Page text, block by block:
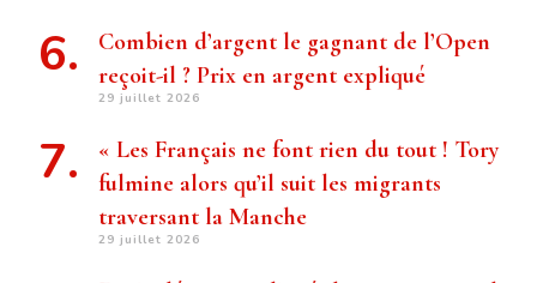
Combien d’argent le gagnant de l’Open
reçoit-il ? Prix ​​en argent expliqué
29 juillet 2026
« Les Français ne font rien du tout ! Tory
fulmine alors qu’il suit les migrants
traversant la Manche
29 juillet 2026